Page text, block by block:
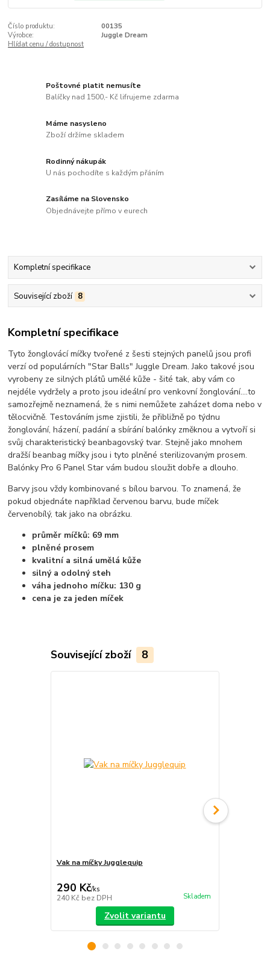
Číslo produktu:
00135
Výrobce:
Juggle Dream
Hlídat cenu / dostupnost
Poštovné platit nemusíte
Balíčky nad 1500,- Kč lifrujeme zdarma
Máme nasysleno
Zboží držíme skladem
Rodinný nákupák
U nás pochodíte s každým přáním
Zasíláme na Slovensko
Objednávejte přímo v eurech
Kompletní specifikace
Související zboží 8
Kompletní specifikace
Tyto žonglovácí míčky tvořené z šesti stejných panelů jsou profi
verzí od populárních "Star Balls" Juggle Dream. Jako takové jsou
vyrobeny ze silných plátů umělé kůže - šité tak, aby vám co
nejdéle vydržely a proto jsou ideální pro venkovní žonglování....to
samozřejmě neznamená, že s nimi nemůžete zaházet doma nebo v
tělocvičně. Testováním jsme zjistili, že přibližně po týdnu
žonglování, házení, padání a sbírání balónky změknou a vytvoří si
svůj charakteristický beanbagovský tvar. Stejně jako mnohem
dražší beanbag míčky jsou i tyto plněné sterilizovaným prosem.
Balónky Pro 6 Panel Star vám budou sloužit dobře a dlouho.
Barvy jsou vždy kombinované s bílou barvou. To znamená, že
pokud objednáte například červenou barvu, bude míček
červenobílý, tak jako na obrázku.
průměr míčků: 69 mm
plněné prosem
kvalitní a silná umělá kůže
silný a odolný steh
váha jednoho míčku: 130 g
cena je za jeden míček
Související zboží 8
Vak na míčky Jugglequip
290 Kč/ks
240 Kč bez DPH Skladem
Zvolit variantu